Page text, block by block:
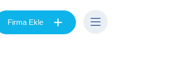
Firma Ekle +